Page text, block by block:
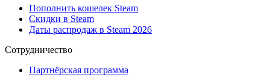
Пополнить кошелек Steam
Скидки в Steam
Даты распродаж в Steam 2026
Сотрудничество
Партнёрская программа